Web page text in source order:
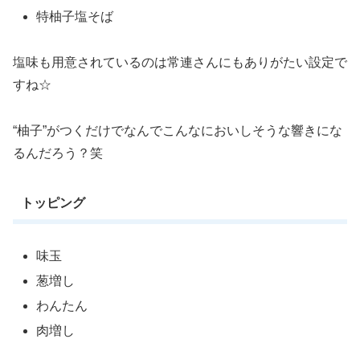
特柚子塩そば
塩味も用意されているのは常連さんにもありがたい設定で
すね☆
“柚子”がつくだけでなんでこんなにおいしそうな響きにな
るんだろう？笑
トッピング
味玉
葱増し
わんたん
肉増し